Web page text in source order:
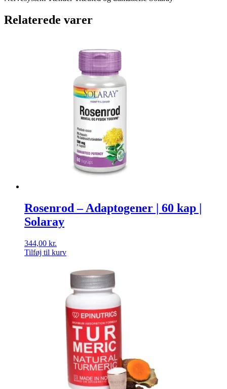
Relaterede varer
Rosenrod – Adaptogener | 60 kap |
Solaray
344,00 kr.
Tilføj til kurv